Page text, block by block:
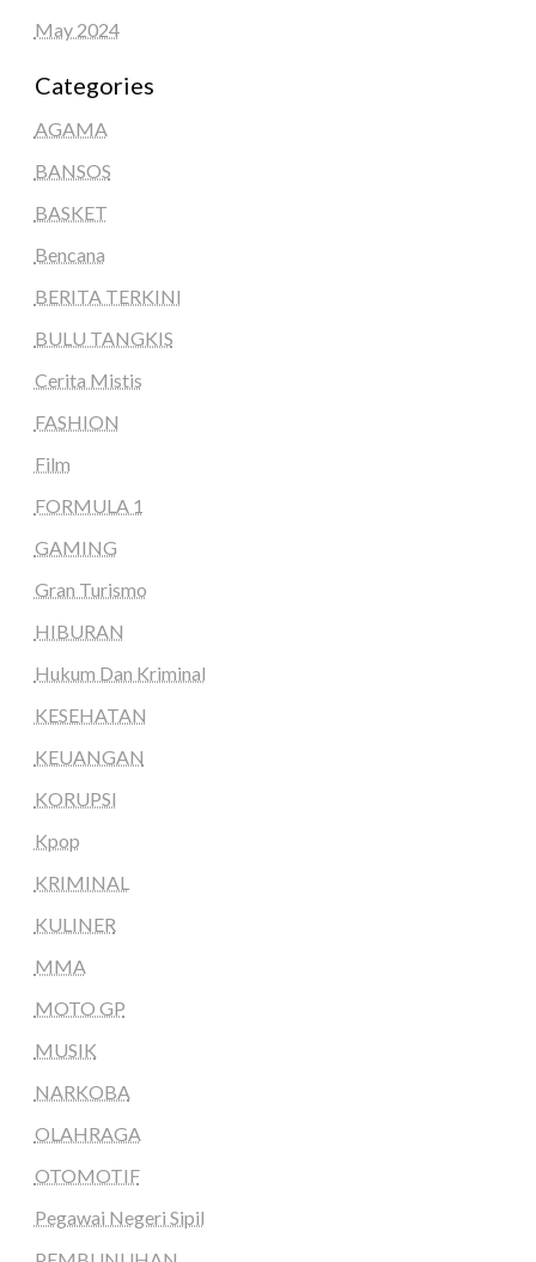
May 2024
Categories
AGAMA
BANSOS
BASKET
Bencana
BERITA TERKINI
BULU TANGKIS
Cerita Mistis
FASHION
Film
FORMULA 1
GAMING
Gran Turismo
HIBURAN
Hukum Dan Kriminal
KESEHATAN
KEUANGAN
KORUPSI
Kpop
KRIMINAL
KULINER
MMA
MOTO GP
MUSIK
NARKOBA
OLAHRAGA
OTOMOTIF
Pegawai Negeri Sipil